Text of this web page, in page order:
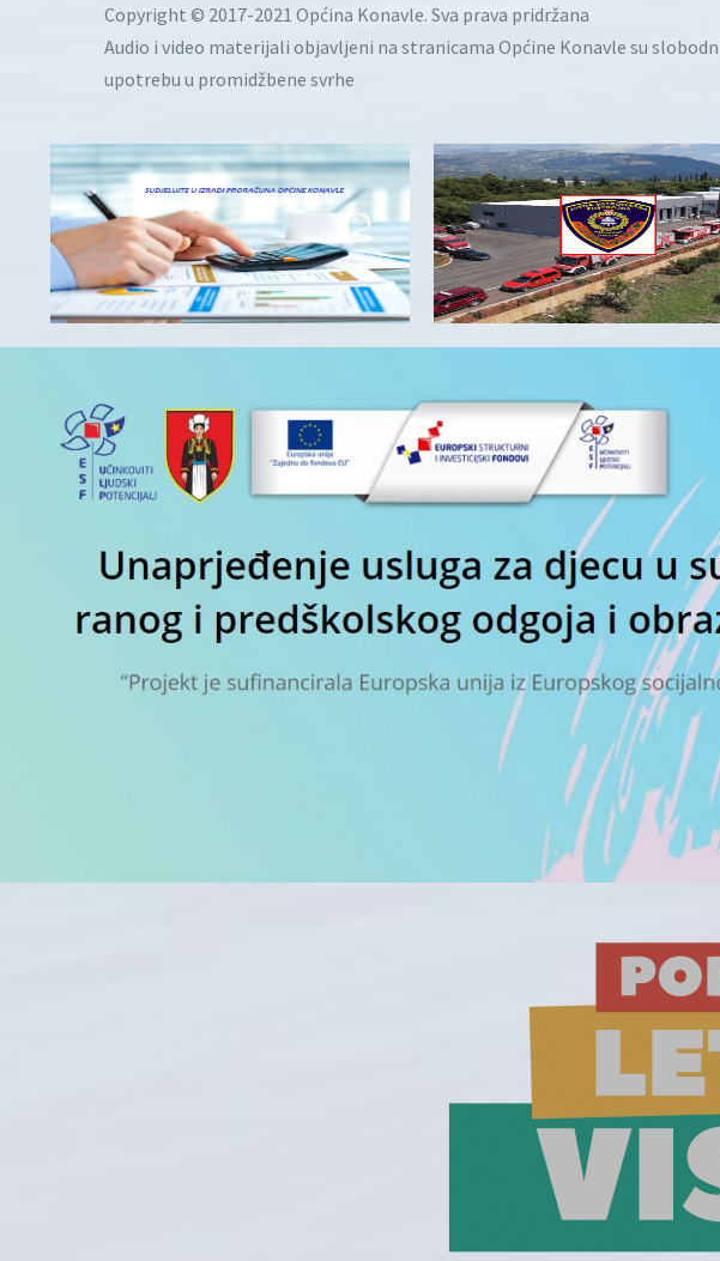
Copyright © 2017-2021 Općina Konavle. Sva prava pridržana
Audio i video materijali objavljeni na stranicama Općine Konavle su
upotrebu u promidžbene svrhe